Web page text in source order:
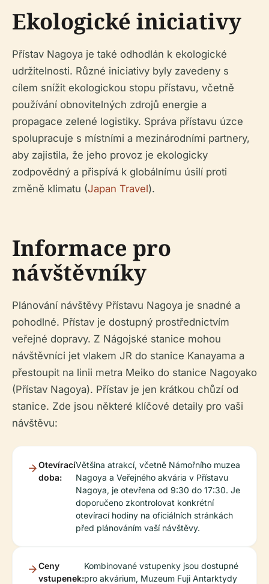
Ekologické iniciativy
Přístav Nagoya je také odhodlán k ekologické
udržitelnosti. Různé iniciativy byly zavedeny s
cílem snížit ekologickou stopu přístavu, včetně
používání obnovitelných zdrojů energie a
propagace zelené logistiky. Správa přístavu úzce
spolupracuje s místními a mezinárodními partnery,
aby zajistila, že jeho provoz je ekologicky
zodpovědný a přispívá k globálnímu úsilí proti
změně klimatu (Japan Travel).
Informace pro
návštěvníky
Plánování návštěvy Přístavu Nagoya je snadné a
pohodlné. Přístav je dostupný prostřednictvím
veřejné dopravy. Z Nágojské stanice mohou
návštěvníci jet vlakem JR do stanice Kanayama a
přestoupit na linii metra Meiko do stanice Nagoyako
(Přístav Nagoya). Přístav je jen krátkou chůzí od
stanice. Zde jsou některé klíčové detaily pro vaši
návštěvu:
Otevírací
doba:
Většina atrakcí, včetně Námořního muzea
Nagoya a Veřejného akvária v Přístavu
Nagoya, je otevřena od 9:30 do 17:30. Je
doporučeno zkontrolovat konkrétní
otevírací hodiny na oficiálních stránkách
před plánováním vaší návštěvy.
Ceny
vstupenek:
Kombinované vstupenky jsou dostupné
pro akvárium, Muzeum Fuji Antarktydy